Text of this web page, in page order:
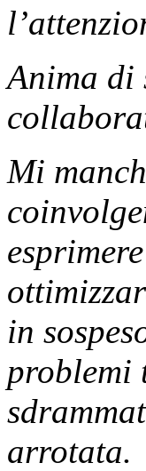
Anima di
Mi
in
problemi
arrotata.